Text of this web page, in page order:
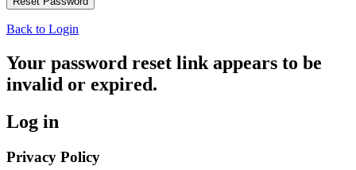
Back to Login
Your password reset link appears to be
invalid or expired.
Log in
Privacy Policy